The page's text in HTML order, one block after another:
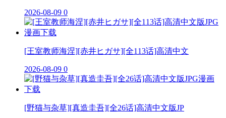
2026-08-09 0
[王室教师海涅][赤井ヒガサ][全113话]高清中文
2026-08-09 0
[野猫与杂草][真造圭吾][全26话]高清中文版JP